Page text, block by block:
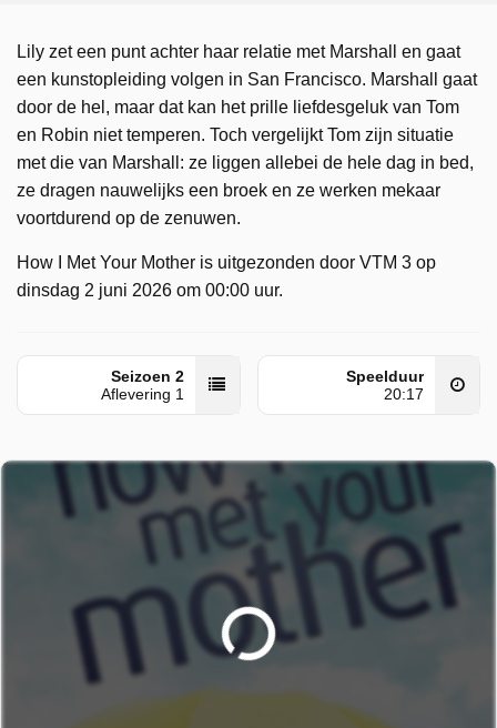
Lily zet een punt achter haar relatie met Marshall en gaat
een kunstopleiding volgen in San Francisco. Marshall gaat
door de hel, maar dat kan het prille liefdesgeluk van Tom
en Robin niet temperen. Toch vergelijkt Tom zijn situatie
met die van Marshall: ze liggen allebei de hele dag in bed,
ze dragen nauwelijks een broek en ze werken mekaar
voortdurend op de zenuwen.
How I Met Your Mother is uitgezonden door VTM 3 op
dinsdag 2 juni 2026 om 00:00 uur.
Seizoen 2
Aflevering 1
Speelduur
20:17